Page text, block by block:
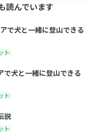
読んでいます
で犬と一緒に登山できる
ト
で犬と一緒に登山できる
ト
説
ト